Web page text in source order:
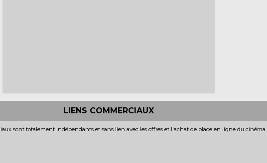
LIENS COMMERCIAUX
sont totalement indépendants et sans lien avec les offres et l'achat de place en ligne du cinéma.